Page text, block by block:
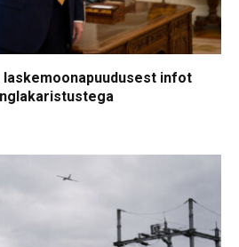
laskemoonapuudusest infot